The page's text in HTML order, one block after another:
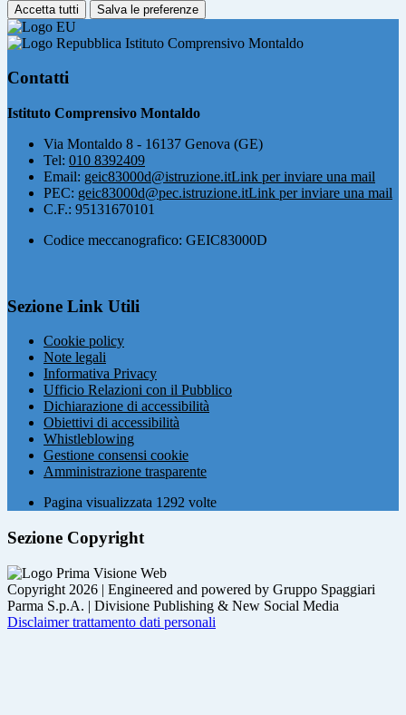
Accetta tutti Salva le preferenze
Istituto Comprensivo Montaldo
Contatti
Istituto Comprensivo Montaldo
Via Montaldo 8 - 16137 Genova (GE)
Tel: 010 8392409
Email: geic83000d@istruzione.itLink per inviare una mail
PEC: geic83000d@pec.istruzione.itLink per inviare una mail
C.F.: 95131670101
Codice meccanografico: GEIC83000D
Sezione Link Utili
Cookie policy
Note legali
Informativa Privacy
Ufficio Relazioni con il Pubblico
Dichiarazione di accessibilità
Obiettivi di accessibilità
Whistleblowing
Gestione consensi cookie
Amministrazione trasparente
Pagina visualizzata 1292 volte
Sezione Copyright
Copyright 2026 | Engineered and powered by Gruppo Spaggiari
Parma S.p.A. | Divisione Publishing & New Social Media
Disclaimer trattamento dati personali